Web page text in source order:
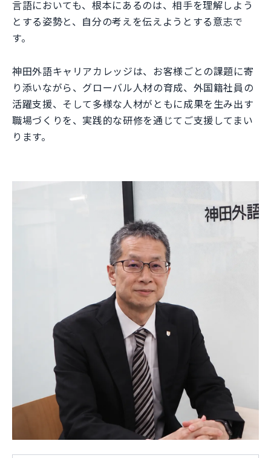
言語においても、根本にあるのは、相手を理解しよう
とする姿勢と、自分の考えを伝えようとする意志で
す。
神田外語キャリアカレッジは、お客様ごとの課題に寄
り添いながら、グローバル人材の育成、外国籍社員の
活躍支援、そして多様な人材がともに成果を生み出す
職場づくりを、実践的な研修を通じてご支援してまい
ります。